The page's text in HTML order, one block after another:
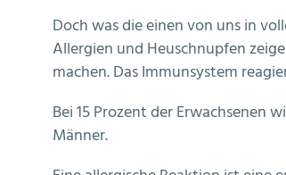
Doch was die einen von uns in
Allergien und Heuschnupfen
machen. Das Immunsystem
Bei 15 Prozent der Erwachsenen
Männer.